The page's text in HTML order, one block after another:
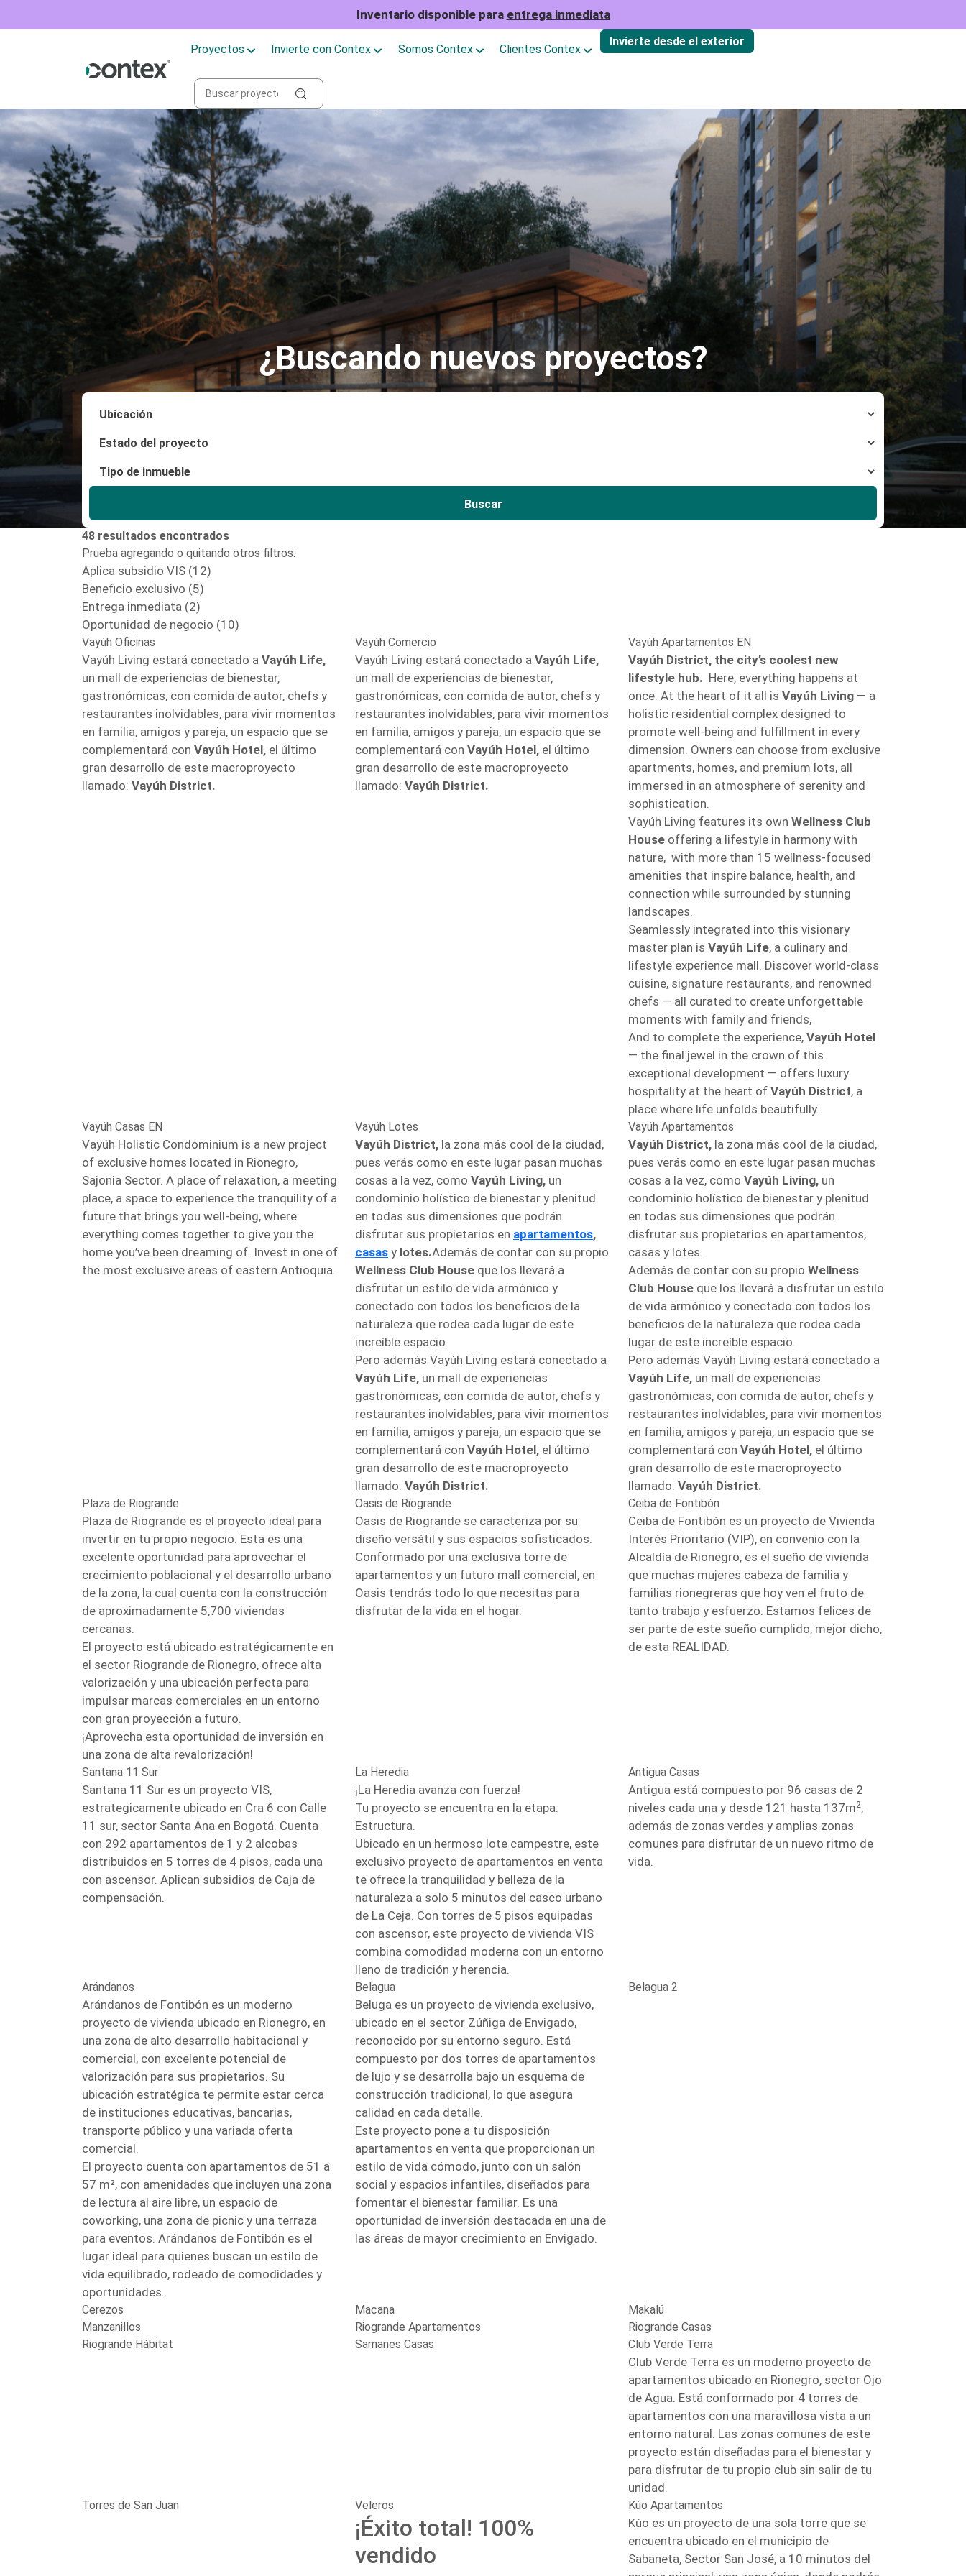
Inventario disponible para entrega inmediata
Proyectos Invierte con Contex Somos Contex Clientes Contex
Invierte desde el exterior
¿Buscando nuevos proyectos?
Buscar
48 resultados encontrados
Prueba agregando o quitando otros filtros:
Aplica subsidio VIS (12)
Beneficio exclusivo (5)
Entrega inmediata (2)
Oportunidad de negocio (10)
Vayúh Oficinas
Vayúh Living estará conectado a Vayúh Life,
un mall de experiencias de bienestar,
gastronómicas, con comida de autor, chefs y
restaurantes inolvidables, para vivir momentos
en familia, amigos y pareja, un espacio que se
complementará con Vayúh Hotel, el último
gran desarrollo de este macroproyecto
llamado: Vayúh District.
Vayúh Comercio
Vayúh Living estará conectado a Vayúh Life,
un mall de experiencias de bienestar,
gastronómicas, con comida de autor, chefs y
restaurantes inolvidables, para vivir momentos
en familia, amigos y pareja, un espacio que se
complementará con Vayúh Hotel, el último
gran desarrollo de este macroproyecto
llamado: Vayúh District.
Vayúh Apartamentos EN
Vayúh District, the city’s coolest new
lifestyle hub. Here, everything happens at
once. At the heart of it all is Vayúh Living — a
holistic residential complex designed to
promote well-being and fulfillment in every
dimension. Owners can choose from exclusive
apartments, homes, and premium lots, all
immersed in an atmosphere of serenity and
sophistication.
Vayúh Living features its own Wellness Club
House offering a lifestyle in harmony with
nature, with more than 15 wellness-focused
amenities that inspire balance, health, and
connection while surrounded by stunning
landscapes.
Seamlessly integrated into this visionary
master plan is Vayúh Life, a culinary and
lifestyle experience mall. Discover world-class
cuisine, signature restaurants, and renowned
chefs — all curated to create unforgettable
moments with family and friends,
And to complete the experience, Vayúh Hotel
— the final jewel in the crown of this
exceptional development — offers luxury
hospitality at the heart of Vayúh District, a
place where life unfolds beautifully.
Vayúh Casas EN
Vayúh Holistic Condominium is a new project
of exclusive homes located in Rionegro,
Sajonia Sector. A place of relaxation, a meeting
place, a space to experience the tranquility of a
future that brings you well-being, where
everything comes together to give you the
home you’ve been dreaming of. Invest in one of
the most exclusive areas of eastern Antioquia.
Vayúh Lotes
Vayúh District, la zona más cool de la ciudad,
pues verás como en este lugar pasan muchas
cosas a la vez, como Vayúh Living, un
condominio holístico de bienestar y plenitud
en todas sus dimensiones que podrán
disfrutar sus propietarios en apartamentos,
casas y lotes.Además de contar con su propio
Wellness Club House que los llevará a
disfrutar un estilo de vida armónico y
conectado con todos los beneficios de la
naturaleza que rodea cada lugar de este
increíble espacio.
Pero además Vayúh Living estará conectado a
Vayúh Life, un mall de experiencias
gastronómicas, con comida de autor, chefs y
restaurantes inolvidables, para vivir momentos
en familia, amigos y pareja, un espacio que se
complementará con Vayúh Hotel, el último
gran desarrollo de este macroproyecto
llamado: Vayúh District.
Vayúh Apartamentos
Vayúh District, la zona más cool de la ciudad,
pues verás como en este lugar pasan muchas
cosas a la vez, como Vayúh Living, un
condominio holístico de bienestar y plenitud
en todas sus dimensiones que podrán
disfrutar sus propietarios en apartamentos,
casas y lotes.
Además de contar con su propio Wellness
Club House que los llevará a disfrutar un estilo
de vida armónico y conectado con todos los
beneficios de la naturaleza que rodea cada
lugar de este increíble espacio.
Pero además Vayúh Living estará conectado a
Vayúh Life, un mall de experiencias
gastronómicas, con comida de autor, chefs y
restaurantes inolvidables, para vivir momentos
en familia, amigos y pareja, un espacio que se
complementará con Vayúh Hotel, el último
gran desarrollo de este macroproyecto
llamado: Vayúh District.
Plaza de Riogrande
Plaza de Riogrande es el proyecto ideal para
invertir en tu propio negocio. Esta es una
excelente oportunidad para aprovechar el
crecimiento poblacional y el desarrollo urbano
de la zona, la cual cuenta con la construcción
de aproximadamente 5,700 viviendas
cercanas.
El proyecto está ubicado estratégicamente en
el sector Riogrande de Rionegro, ofrece alta
valorización y una ubicación perfecta para
impulsar marcas comerciales en un entorno
con gran proyección a futuro.
¡Aprovecha esta oportunidad de inversión en
una zona de alta revalorización!
Oasis de Riogrande
Oasis de Riogrande se caracteriza por su
diseño versátil y sus espacios sofisticados.
Conformado por una exclusiva torre de
apartamentos y un futuro mall comercial, en
Oasis tendrás todo lo que necesitas para
disfrutar de la vida en el hogar.
Ceiba de Fontibón
Ceiba de Fontibón es un proyecto de Vivienda
Interés Prioritario (VIP), en convenio con la
Alcaldía de Rionegro, es el sueño de vivienda
que muchas mujeres cabeza de familia y
familias rionegreras que hoy ven el fruto de
tanto trabajo y esfuerzo. Estamos felices de
ser parte de este sueño cumplido, mejor dicho,
de esta REALIDAD.
Santana 11 Sur
Santana 11 Sur es un proyecto VIS,
estrategicamente ubicado en Cra 6 con Calle
11 sur, sector Santa Ana en Bogotá. Cuenta
con 292 apartamentos de 1 y 2 alcobas
distribuidos en 5 torres de 4 pisos, cada una
con ascensor. Aplican subsidios de Caja de
compensación.
La Heredia
¡La Heredia avanza con fuerza!
Tu proyecto se encuentra en la etapa:
Estructura.
Ubicado en un hermoso lote campestre, este
exclusivo proyecto de apartamentos en venta
te ofrece la tranquilidad y belleza de la
naturaleza a solo 5 minutos del casco urbano
de La Ceja. Con torres de 5 pisos equipadas
con ascensor, este proyecto de vivienda VIS
combina comodidad moderna con un entorno
lleno de tradición y herencia.
Antigua Casas
Antigua está compuesto por 96 casas de 2
niveles cada una y desde 121 hasta 137m2,
además de zonas verdes y amplias zonas
comunes para disfrutar de un nuevo ritmo de
vida.
Arándanos
Arándanos de Fontibón es un moderno
proyecto de vivienda ubicado en Rionegro, en
una zona de alto desarrollo habitacional y
comercial, con excelente potencial de
valorización para sus propietarios. Su
ubicación estratégica te permite estar cerca
de instituciones educativas, bancarias,
transporte público y una variada oferta
comercial.
El proyecto cuenta con apartamentos de 51 a
57 m², con amenidades que incluyen una zona
de lectura al aire libre, un espacio de
coworking, una zona de picnic y una terraza
para eventos. Arándanos de Fontibón es el
lugar ideal para quienes buscan un estilo de
vida equilibrado, rodeado de comodidades y
oportunidades.
Belagua
Beluga es un proyecto de vivienda exclusivo,
ubicado en el sector Zúñiga de Envigado,
reconocido por su entorno seguro. Está
compuesto por dos torres de apartamentos
de lujo y se desarrolla bajo un esquema de
construcción tradicional, lo que asegura
calidad en cada detalle.
Este proyecto pone a tu disposición
apartamentos en venta que proporcionan un
estilo de vida cómodo, junto con un salón
social y espacios infantiles, diseñados para
fomentar el bienestar familiar. Es una
oportunidad de inversión destacada en una de
las áreas de mayor crecimiento en Envigado.
Belagua 2
Cerezos Macana
Makalú
Manzanillos
Riogrande Apartamentos
Riogrande Casas
Riogrande Hábitat
Samanes Casas Club Verde Terra
Club Verde Terra es un moderno proyecto de
apartamentos ubicado en Rionegro, sector Ojo
de Agua. Está conformado por 4 torres de
apartamentos con una maravillosa vista a un
entorno natural. Las zonas comunes de este
proyecto están diseñadas para el bienestar y
para disfrutar de tu propio club sin salir de tu
unidad.
Torres de San Juan Veleros
¡Éxito total! 100%
vendido
Kúo Apartamentos
Kúo es un proyecto de una sola torre que se
encuentra ubicado en el municipio de
Sabaneta, Sector San José, a 10 minutos del